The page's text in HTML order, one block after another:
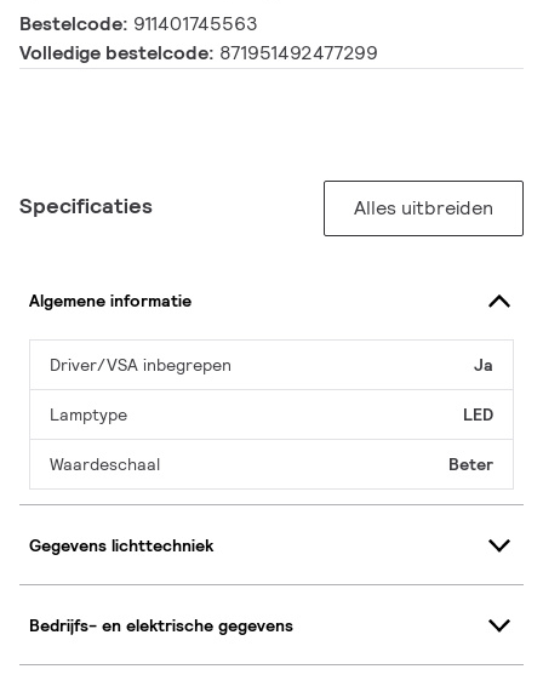
Bestelcode: 911401745563
Volledige bestelcode: 871951492477299
Specificaties Alles uitbreiden
Algemene informatie
Driver/VSA inbegrepen Ja
Lamptype LED
Waardeschaal Beter
Gegevens lichttechniek
Bedrijfs- en elektrische gegevens